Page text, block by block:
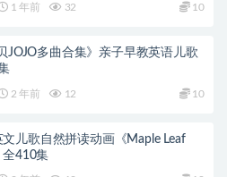
1 年前 32 10
JOJO多曲合集》亲子早教英语儿歌
2 年前 12 10
文儿歌自然拼读动画《Maple Leaf
全410集